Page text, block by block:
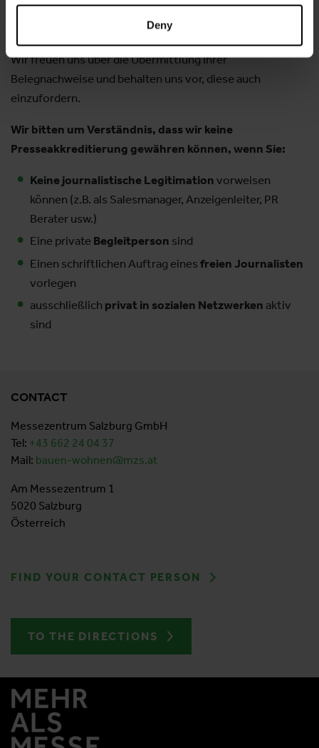
Deny
erheblich beschleunigen und eine positive Antwort
Wir freuen uns über die Übermittlung Ihrer
Belegnachweise und behalten uns vor, diese auch
einzufordern.
Wir bitten um Verständnis, dass wir keine
Presseakkreditierung gewähren können, wenn Sie:
Keine journalistische Legitimation vorweisen
können (z.B. als Salesmanager, Anzeigenleiter, PR
Berater usw.)
Eine private Begleitperson sind
Einen schriftlichen Auftrag einesfreien Journalisten
vorlegen
ausschließlich privat in sozialen Netzwerken aktiv
sind
CONTACT
Messezentrum Salzburg GmbH
Tel: +43 662 24 04 37
Mail: bauen-wohnen@mzs.at
Am Messezentrum 1
5020 Salzburg
Österreich
FIND YOUR CONTACT PERSON
TO THE DIRECTIONS